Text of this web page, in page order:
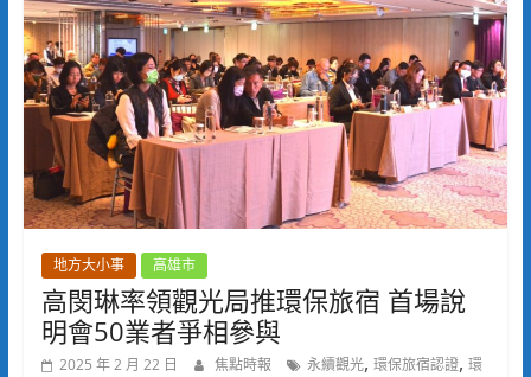
地方大小事 高雄市
高閔琳率領觀光局推環保旅宿 首場說
明會50業者爭相參與
2025 年 2 月 22 日 焦點時報 永續觀光, 環保旅宿認證, 環